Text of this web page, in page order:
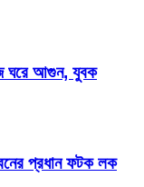
ঘরে আগুন, যুবক
প্রধান ফটক লক